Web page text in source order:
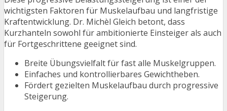
wichtigsten Faktoren für Muskelaufbau und langfristige
Kraftentwicklung. Dr. Michèl Gleich betont, dass
Kurzhanteln sowohl für ambitionierte Einsteiger als auch
für Fortgeschrittene geeignet sind.
Breite Übungsvielfalt für fast alle Muskelgruppen.
Einfaches und kontrollierbares Gewichtheben.
Fördert gezielten Muskelaufbau durch progressive
Steigerung.